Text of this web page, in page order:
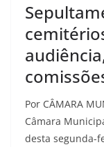
Por CÂMARA
Câmara
desta segunda-